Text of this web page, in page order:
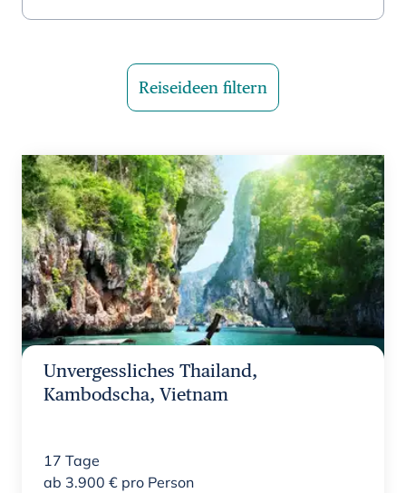
Reiseideen filtern
Unvergessliches Thailand,
Kambodscha, Vietnam
17 Tage
ab 3.900 € pro Person